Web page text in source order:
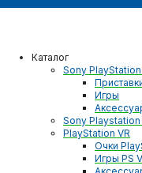
Каталог
Sony PlayStation
Игры
Sony Playstation
PlayStation VR
Очки
Игры PS